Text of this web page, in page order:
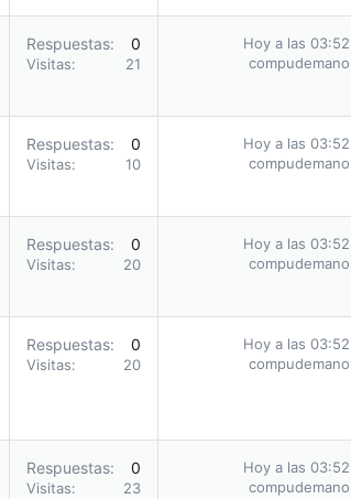
Respuestas 0
Visitas 21
Hoy a las 03:52
compudemano
Respuestas 0
Visitas 10
Hoy a las 03:52
compudemano
Respuestas 0
Visitas 20
Hoy a las 03:52
compudemano
Respuestas 0
Visitas 20
Hoy a las 03:52
compudemano
Respuestas 0
Visitas 23
Hoy a las 03:52
compudemano